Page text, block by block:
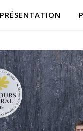
PRÉSENTATION